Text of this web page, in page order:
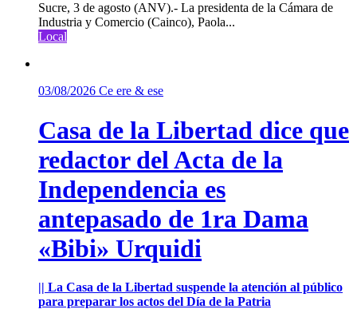
Sucre, 3 de agosto (ANV).- La presidenta de la Cámara de
Industria y Comercio (Cainco), Paola...
Local
03/08/2026 Ce ere & ese
Casa de la Libertad dice que
redactor del Acta de la
Independencia es
antepasado de 1ra Dama
«Bibi» Urquidi
|| La Casa de la Libertad suspende la atención al público
para preparar los actos del Día de la Patria